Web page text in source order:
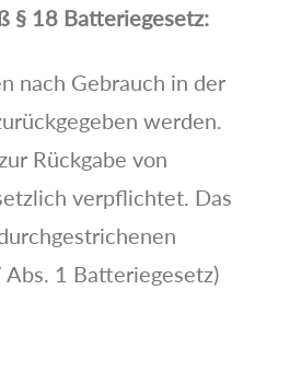
§ 18 Batteriegesetz:
nach Gebrauch in der
werden.
Rückgabe von
verpflichtet. Das
1 Batteriegesetz)